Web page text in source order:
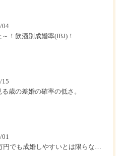
04
！飲酒別成婚率(IBJ)！
15
歳の差婚の確率の低さ。
01
年収1000万円でも成婚しやすいとは限らない? 「年収帯別の成婚率」のリアル